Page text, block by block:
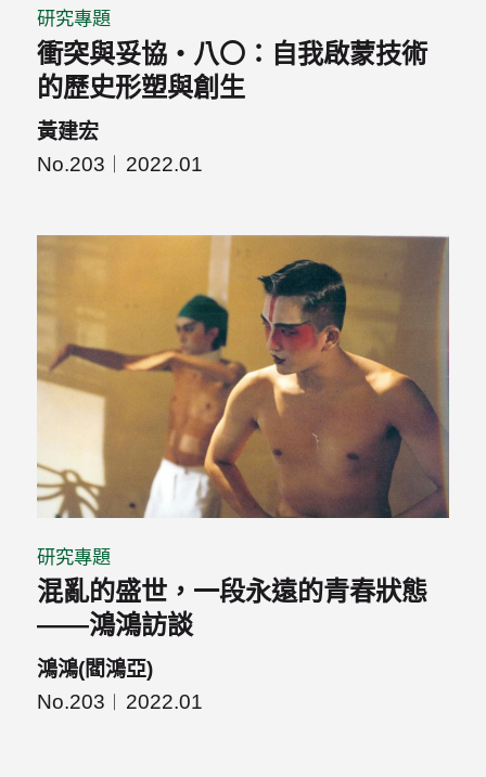
研究專題
衝突與妥協・八〇：自我啟蒙技術
的歷史形塑與創生
黃建宏
No.203
2022.01
研究專題
混亂的盛世，一段永遠的青春狀態
——鴻鴻訪談
鴻鴻(閻鴻亞)
No.203
2022.01